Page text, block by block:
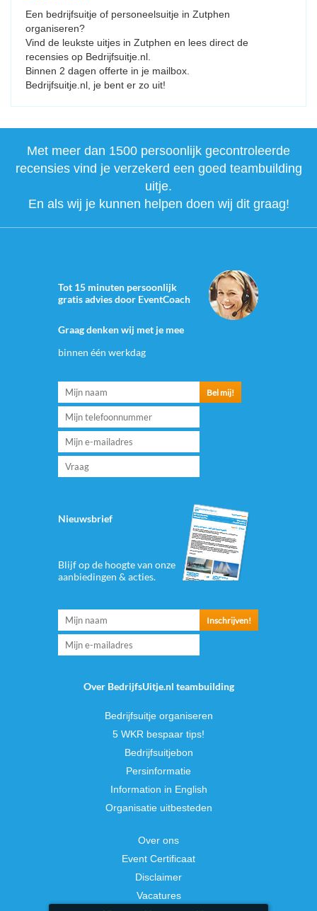
Een bedrijfsuitje of personeelsuitje in Zutphen
organiseren?
Vind de leukste uitjes in Zutphen en lees direct de
recensies op Bedrijfsuitje.nl.
Binnen 2 dagen offerte in je mailbox.
Bedrijfsuitje.nl, je bent er zo uit!
Met meer dan 1500 persoonlijk gecontroleerde
recensies vind je verzekerd een goed teambuilding
uitje.
En als wij je kunnen helpen doen wij dit graag!
Tot 15 minuten persoonlijk
gratis advies door EventCoach
Graag denken wij met je mee
binnen één werkdag
Nieuwsbrief
Blijf op de hoogte van onze
aanbiedingen & acties.
Over BedrijfsUitje.nl teambuilding
Bedrijfsuitje organiseren
5 WKR bespaar tips!
Bedrijfsuitjebon
Persinformatie
Information in English
Organisatie uitbesteden
Over ons
Event Certificaat
Disclaimer
Vacatures